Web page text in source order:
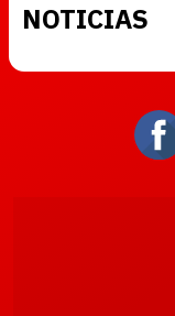
NOTICIAS